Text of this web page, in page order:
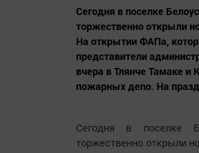
Сегодня в поселке
торжественно открыли
На открытии ФАПа,
представители
вчера в Тлянче Тамаке и
пожарных депо. На
Сегодня в поселке
торжественно открыли